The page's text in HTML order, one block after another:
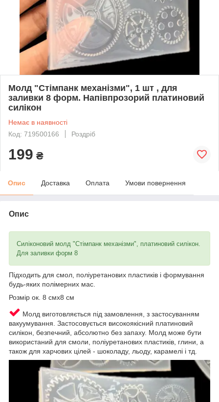
Молд "Стімпанк механізми", 1 шт , для
заливки 8 форм. Напівпрозорий платиновий
силікон
Немає в наявності
Код: 719500166
Роздріб
199 ₴
Опис Доставка Оплата Умови повернення
Опис
Силіконовий молд "Стімпанк механізми", платиновий силікон.
Для заливки форм 8
Підходить для смол, поліуретанових пластиків і формування
будь-яких полімерних мас.
Розмір ок. 8 смх8 см
Молд виготовляється під замовлення, з застосуванням
вакуумування. Застосовується високоякісний платиновий
силікон, безпечний, абсолютно без запаху. Молд може бути
використаний для смоли, поліуретанових пластиків, глини, а
також для харчових цілей - шоколаду, льоду, карамелі і тд.